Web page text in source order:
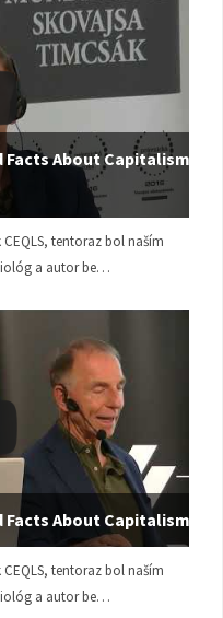
About Capitalism |
tentoraz bol naším
a autor be…
Facts About Capitalism
tentoraz bol naším
a autor be…